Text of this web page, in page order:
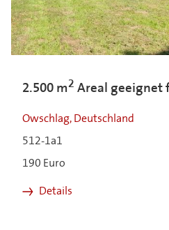
2.500 m2 Areal geeignet
Owschlag, Deutschland
512-1a1
190 Euro
Details